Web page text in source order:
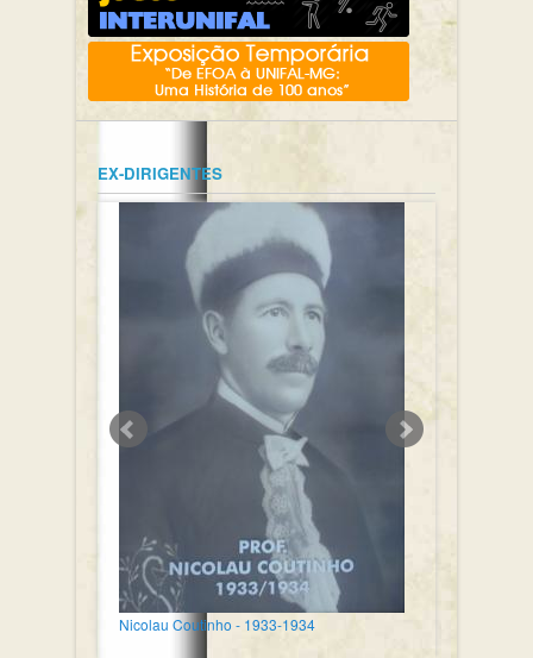
EX-DIRIGENTES
Nicolau Coutinho - 1933-1934